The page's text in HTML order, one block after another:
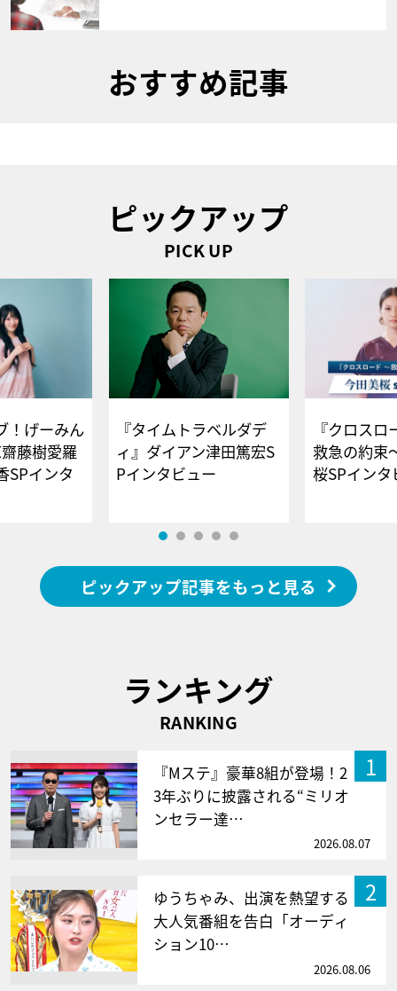
おすすめ記事
ピックアップ
PICK UP
！げーみん
藤樹愛羅
SPインタ
『タイムトラベルダデ
ィ』ダイアン津田篤宏S
Pインタビュー
『クロス
救急の約束
桜SPイ
ピックアップ記事をもっと見る
ランキング
RANKING
1
『Mステ』豪華8組が登場！2
3年ぶりに披露される“ミリオ
ンセラー達…
2026.08.07
2
ゆうちゃみ、出演を熱望する
大人気番組を告白「オーディ
ション10…
2026.08.06